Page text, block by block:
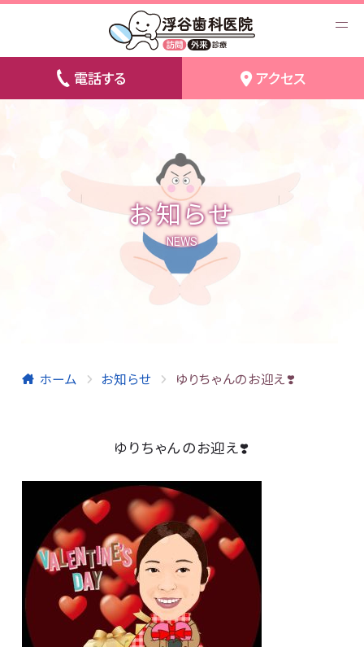
電話する アクセス
お知らせ
NEWS
ホーム お知らせ ゆりちゃんのお迎え❣️
ゆりちゃんのお迎え❣️